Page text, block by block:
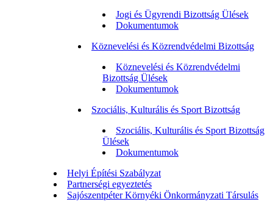
Jogi és Ügyrendi Bizottság Ülések
Dokumentumok
Köznevelési és Közrendvédelmi Bizottság
Köznevelési és Közrendvédelmi
Bizottság Ülések
Dokumentumok
Szociális, Kulturális és Sport Bizottság
Szociális, Kulturális és Sport Bizottság
Ülések
Dokumentumok
Helyi Építési Szabályzat
Partnerségi egyeztetés
Sajószentpéter Környéki Önkormányzati Társulás